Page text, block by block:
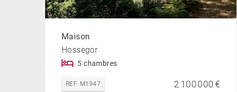
Maison
Hossegor
5 chambres
REF. M1947 2 100 000 €